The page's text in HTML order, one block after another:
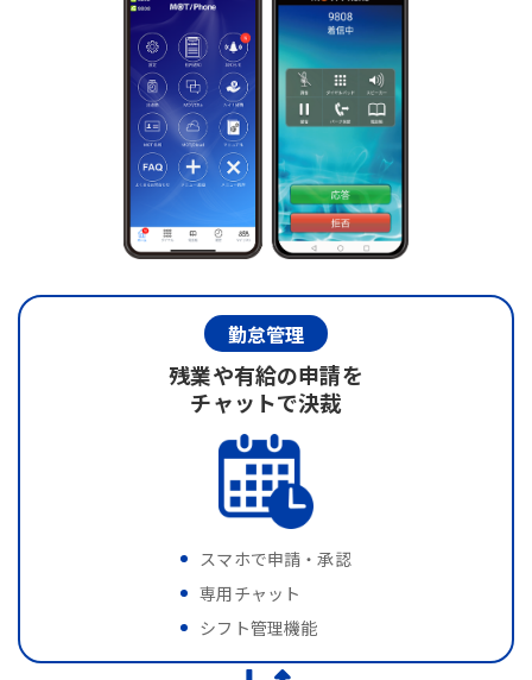
勤怠管理
残業や有給の申請を
チャットで決裁
スマホで申請・承認
専用チャット
シフト管理機能